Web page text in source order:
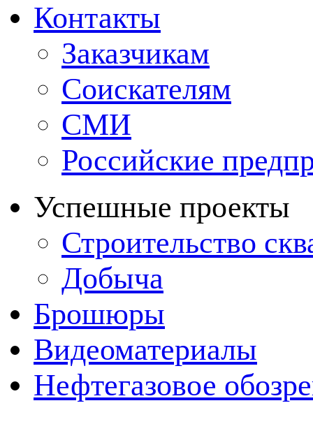
Контакты
Заказчикам
Соискателям
СМИ
Российские
Успешные проекты
Строительство
Добыча
Брошюры
Видеоматериалы
Нефтегазовое